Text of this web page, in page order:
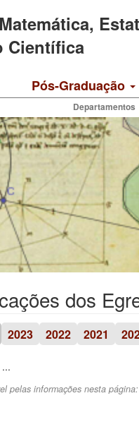
Científica
Pós-Graduação
Departamentos
dos
2023 2022 2021
pelas informações nesta página: